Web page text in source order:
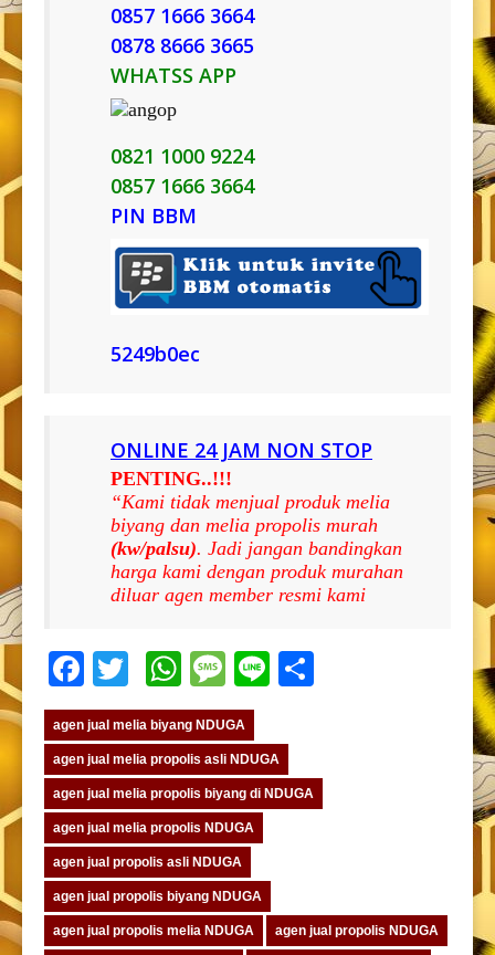
0857 1666 3664
0878 8666 3665
WHATSS APP
0821 1000 9224
0857 1666 3664
PIN BBM
5249b0ec
ONLINE 24 JAM NON STOP
PENTING..!!!
“Kami tidak menjual produk melia
biyang dan melia propolis murah
(kw/palsu). Jadi jangan bandingkan
harga kami dengan produk murahan
diluar agen member resmi kami
Facebook
TwitterWhatsApp
Message
Line
agen jual melia biyang NDUGA
agen jual melia propolis asli NDUGA
agen jual melia propolis biyang di NDUGA
agen jual melia propolis NDUGA
agen jual propolis asli NDUGA
agen jual propolis biyang NDUGA
agen jual propolis melia NDUGA agen jual propolis NDUGA